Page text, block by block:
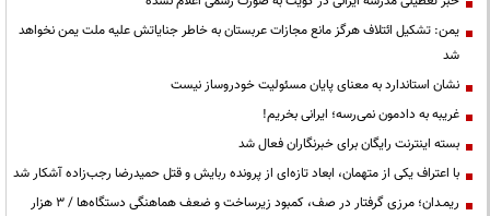
یمن: تشکیل ائتلاف هرگز مانع مجازات عربستان به خاطر جنایاتش علیه ملت یمن نخواهد
شد
نشان استاندارد به معنای پایان مسئولیت خودروساز نیست
غریبه به دادمون نمی‌رسه؛ ایرانی بخریم!
بسته اینترنت رایگان برای خبرنگاران فعال شد
با اعتراف یکی از متهمان، ابعاد تازه‌ای از پرونده ربایش و قتل حمیدرضا رجب‌زاده آشکار شد
ریمـدان؛ مرزی گرفتار در صف، کمبود زیرساخت و ضعف هماهنگی دستگاه‌ها / ۳ هزار